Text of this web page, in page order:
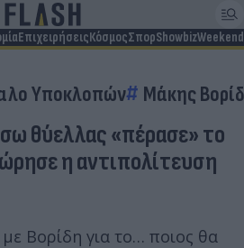
ΕπιχειρήσειςΚόσμοςΣπορShowbizWeekend
Υποκλοπών Μάκης
θύελλας «πέρασε» το
η αντιπολίτευση
Βορίδη για το… ποιος θα